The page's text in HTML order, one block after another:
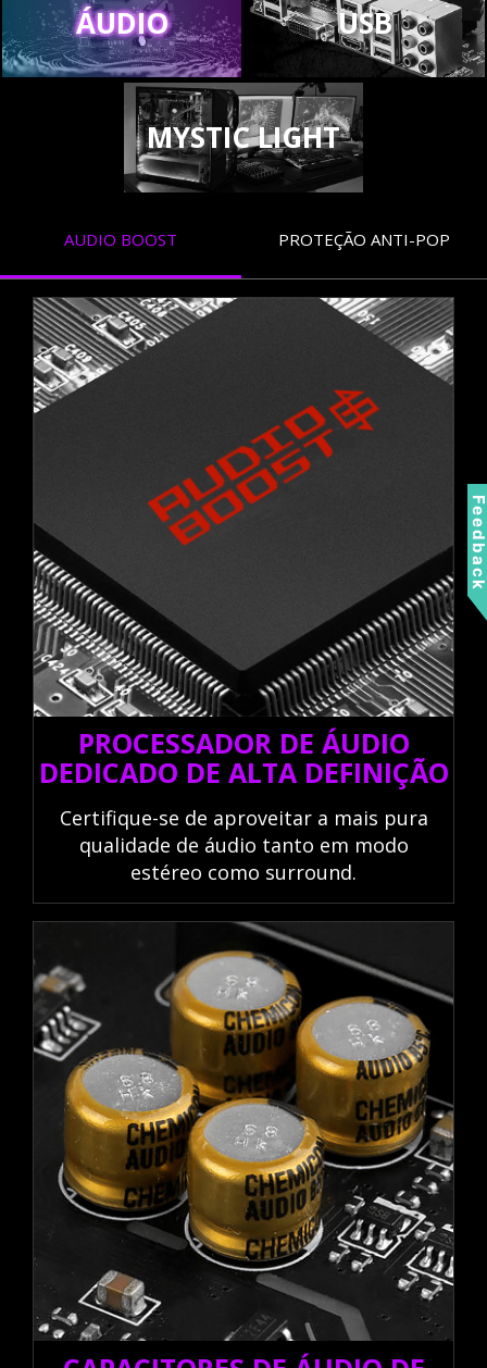
ÁUDIO USB
MYSTIC LIGHT
AUDIO BOOST PROTEÇÃO ANTI-POP
PROCESSADOR DE ÁUDIO
DEDICADO DE ALTA DEFINIÇÃO
Certifique-se de aproveitar a mais pura
qualidade de áudio tanto em modo
estéreo como surround.